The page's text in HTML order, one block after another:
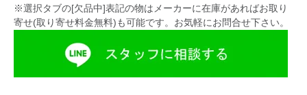
※選択タブの[欠品中]表記の物はメーカーに在庫があればお取り
寄せ(取り寄せ料金無料)も可能です。お気軽にお問合せ下さい。